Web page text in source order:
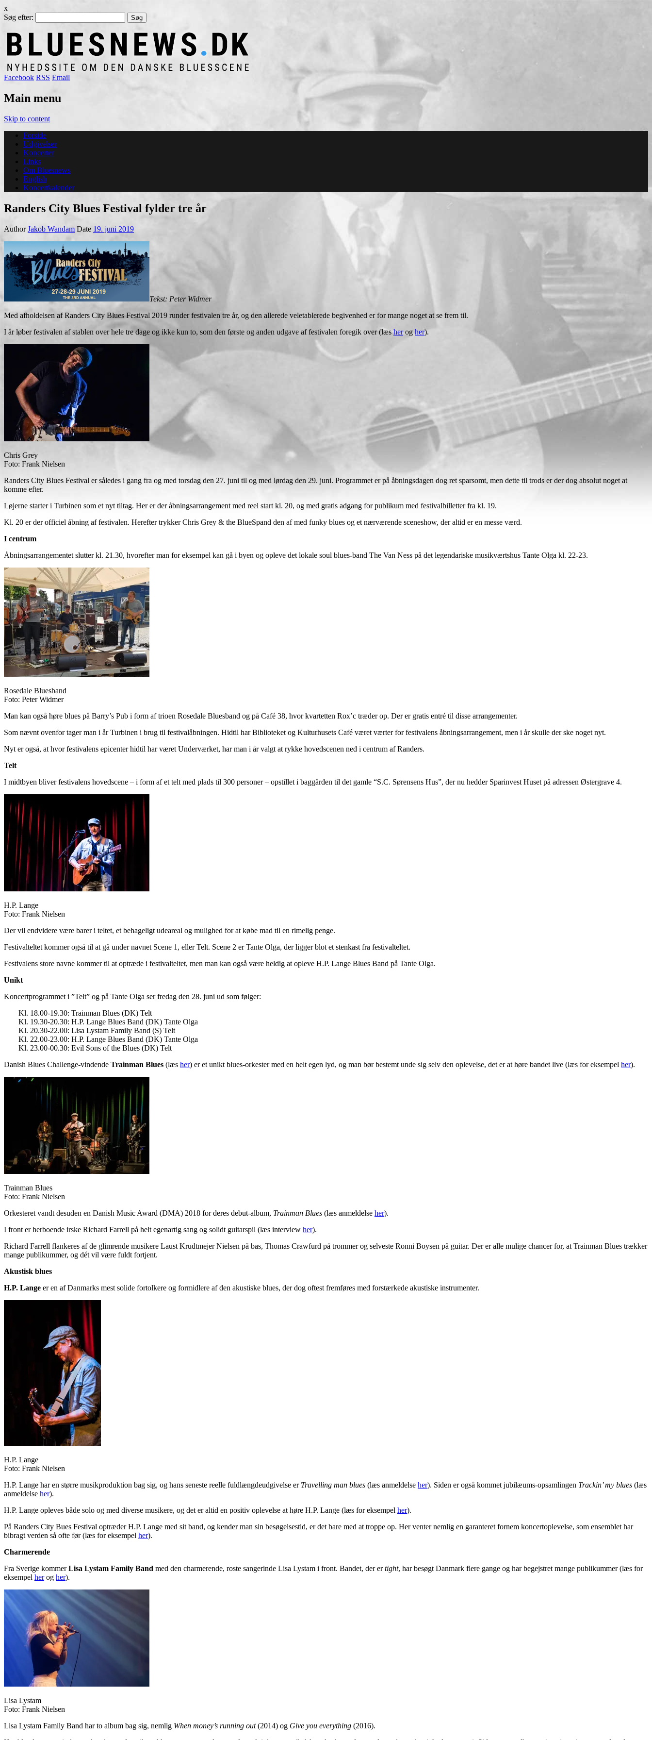
x
Søg efter:
Facebook RSS Email
Main menu
Skip to content
Forside
Udgivelser
Koncerter
Links
Om Bluesnews
English
Koncertkalender
Randers City Blues Festival fylder tre år
AuthorJakob Wandam Date 19. juni 2019
Tekst: Peter Widmer
Med afholdelsen af Randers City Blues Festival 2019 runder festivalen tre år, og den allerede veletablerede begivenhed er for mange noget at se frem til.
I år løber festivalen af stablen over hele tre dage og ikke kun to, som den første og anden udgave af festivalen foregik over (læsherog her).
Chris Grey
Foto: Frank Nielsen
Randers City Blues Festival er således i gang fra og med torsdag den 27. juni til og med lørdag den 29. juni. Programmet er på åbningsdagen dog ret sparsomt, men dette til trods er der dog absolut noget at
komme efter.
Løjerne starter i Turbinen som et nyt tiltag. Her er der åbningsarrangement med reel start kl. 20, og med gratis adgang for publikum med festivalbilletter fra kl. 19.
Kl. 20 er der officiel åbning af festivalen. Herefter trykker Chris Grey & the BlueSpand den af med funky blues og et nærværende sceneshow, der altid er en messe værd.
I centrum
Åbningsarrangementet slutter kl. 21.30, hvorefter man for eksempel kan gå i byen og opleve det lokale soul blues-band The Van Ness på det legendariske musikværtshus Tante Olga kl. 22-23.
Rosedale Bluesband
Foto: Peter Widmer
Man kan også høre blues på Barry’s Pub i form af trioen Rosedale Bluesband og på Café 38, hvor kvartetten Rox’c træder op. Der er gratis entré til disse arrangementer.
Som nævnt ovenfor tager man i år Turbinen i brug til festivalåbningen. Hidtil har Biblioteket og Kulturhusets Café været værter for festivalens åbningsarrangement, men i år skulle der ske noget nyt.
Nyt er også, at hvor festivalens epicenter hidtil har været Underværket, har man i år valgt at rykke hovedscenen ned i centrum af Randers.
Telt
I midtbyen bliver festivalens hovedscene – i form af et telt med plads til 300 personer – opstillet i baggården til det gamle “S.C. Sørensens Hus”, der nu hedder Sparinvest Huset på adressen Østergrave 4.
H.P. Lange
Foto: Frank Nielsen
Der vil endvidere være barer i teltet, et behageligt udeareal og mulighed for at købe mad til en rimelig penge.
Festivalteltet kommer også til at gå under navnet Scene 1, eller Telt. Scene 2 er Tante Olga, der ligger blot et stenkast fra festivalteltet.
Festivalens store navne kommer til at optræde i festivalteltet, men man kan også være heldig at opleve H.P. Lange Blues Band på Tante Olga.
Unikt
Koncertprogrammet i ”Telt” og på Tante Olga ser fredag den 28. juni ud som følger:
Kl. 18.00-19.30: Trainman Blues (DK) Telt
Kl. 19.30-20.30: H.P. Lange Blues Band (DK) Tante Olga
Kl. 20.30-22.00: Lisa Lystam Family Band (S) Telt
Kl. 22.00-23.00: H.P. Lange Blues Band (DK) Tante Olga
Kl. 23.00-00.30: Evil Sons of the Blues (DK) Telt
Danish Blues Challenge-vindende Trainman Blues (læs her) er et unikt blues-orkester med en helt egen lyd, og man bør bestemt unde sig selv den oplevelse, det er at høre bandet live (læs for eksempel her).
Trainman Blues
Foto: Frank Nielsen
Orkesteret vandt desuden en Danish Music Award (DMA) 2018 for deres debut-album, Trainman Blues (læs anmeldelse her).
I front er herboende irske Richard Farrell på helt egenartig sang og solidt guitarspil (læs interview her).
Richard Farrell flankeres af de glimrende musikere Laust Krudtmejer Nielsen på bas, Thomas Crawfurd på trommer og selveste Ronni Boysen på guitar. Der er alle mulige chancer for, at Trainman Blues trækker
mange publikummer, og dét vil være fuldt fortjent.
Akustisk blues
H.P. Lange er en af Danmarks mest solide fortolkere og formidlere af den akustiske blues, der dog oftest fremføres med forstærkede akustiske instrumenter.
H.P. Lange
Foto: Frank Nielsen
H.P. Lange har en større musikproduktion bag sig, og hans seneste reelle fuldlængdeudgivelse er Travelling man blues (læs anmeldelse her). Siden er også kommet jubilæums-opsamlingen Trackin’ my blues (læs
anmeldelse her).
H.P. Lange opleves både solo og med diverse musikere, og det er altid en positiv oplevelse at høre H.P. Lange (læs for eksempel her).
På Randers City Bues Festival optræder H.P. Lange med sit band, og kender man sin besøgelsestid, er det bare med at troppe op. Her venter nemlig en garanteret fornem koncertoplevelse, som ensemblet har
bibragt verden så ofte før (læs for eksempel her).
Charmerende
Fra Sverige kommerLisa Lystam Family Band med den charmerende, roste sangerinde Lisa Lystam i front. Bandet, der ertight, har besøgt Danmark flere gange og har begejstret mange publikummer (læs for
eksempel herog her).
Lisa Lystam
Foto: Frank Nielsen
Lisa Lystam Family Band har to album bag sig, nemlig When money’s running out(2014) og Give you everything (2016).